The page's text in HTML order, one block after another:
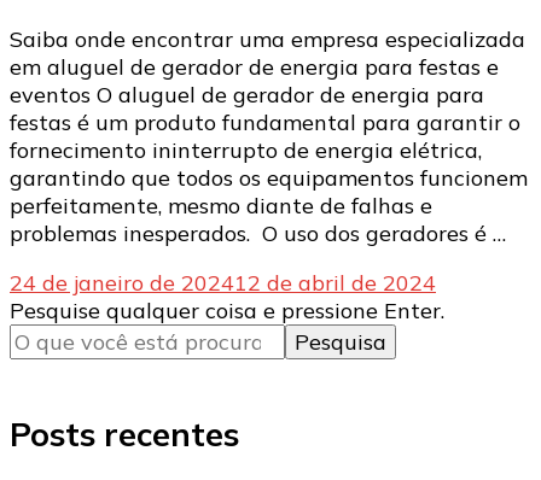
Saiba onde encontrar uma empresa especializada
em aluguel de gerador de energia para festas e
eventos O aluguel de gerador de energia para
festas é um produto fundamental para garantir o
fornecimento ininterrupto de energia elétrica,
garantindo que todos os equipamentos funcionem
perfeitamente, mesmo diante de falhas e
problemas inesperados. O uso dos geradores é …
24 de janeiro de 202412 de abril de 2024
Procurando
algo?
Pesquise qualquer coisa e pressione Enter.
Posts recentes